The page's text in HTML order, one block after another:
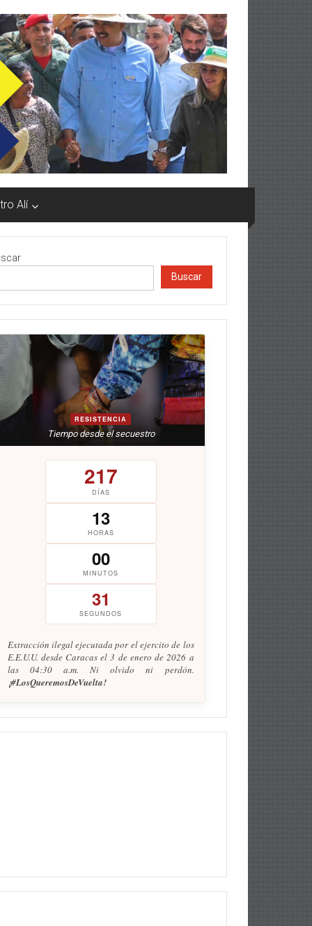
Alí
Buscar
RESISTENCIA
Tiempo desde el secuestro
217
DÍAS
13
HORAS
00
MINUTOS
31
SEGUNDOS
Extracción ilegal ejecutada por el ejercito de los
E.E.U.U. desde Caracas el 3 de enero de 2026 a
las 04:30 a.m. Ni olvido ni perdón.
¡#LosQueremosDeVuelta!